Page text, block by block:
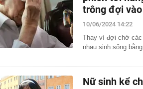
trông đợi
10/06/2024 14:22
Thay vì đợi chờ
nhau sinh sống
Nữ sinh kể